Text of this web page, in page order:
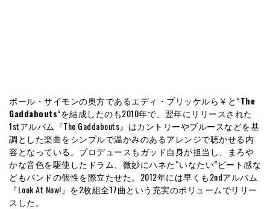
ポール・サイモンの奥方であるエディ・プリッケルら￥と“The
Gaddabouts”を結成したのも2010年で、翌年にリリースされた
1stアルバム『The Gaddabouts』はカントリーやブルースなどを基
調とした楽曲をシンプルで温かみのあるアレンジで聴かせる内
容となっている。プロデュースもガッド自身が担当し、まろや
かな音色を駆使したドラム、微妙にハネた“いなたい”ビート感な
どもバンドの個性を際立たせた。2012年には早くも2ndアルバム
『Look At Now!』を2枚組全17曲という充実のボリュームでリリー
スした。